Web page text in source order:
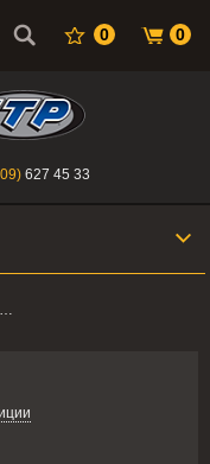
0 0
магазин "Поросенок".
627 45 33
PowerMadd Sentinel-серия